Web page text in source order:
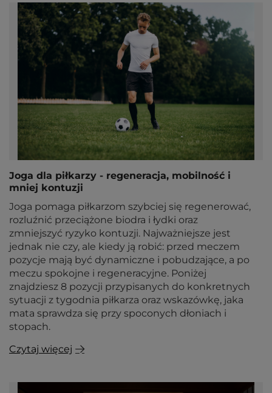
Joga dla piłkarzy - regeneracja, mobilność i
mniej kontuzji
Joga pomaga piłkarzom szybciej się regenerować,
rozluźnić przeciążone biodra i łydki oraz
zmniejszyć ryzyko kontuzji. Najważniejsze jest
jednak nie czy, ale kiedy ją robić: przed meczem
pozycje mają być dynamiczne i pobudzające, a po
meczu spokojne i regeneracyjne. Poniżej
znajdziesz 8 pozycji przypisanych do konkretnych
sytuacji z tygodnia piłkarza oraz wskazówkę, jaka
mata sprawdza się przy spoconych dłoniach i
stopach.
Czytaj więcej